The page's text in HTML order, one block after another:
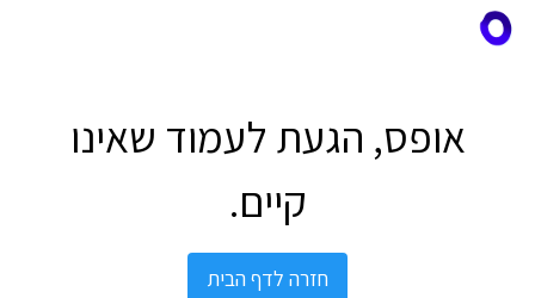
אופס, הגעת לעמוד שאינו
קיים.
חזרה לדף הבית